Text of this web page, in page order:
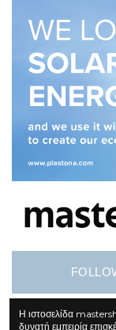
Η ιστοσελίδα
δυνατή εμπειρία